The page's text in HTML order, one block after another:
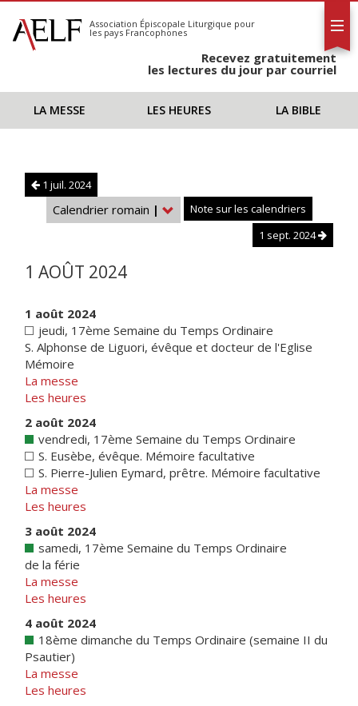
S'abonner
Calendrier
Association Épiscopale Liturgique pour
les pays Francophones
Recevez gratuitement
les lectures du jour par courriel
LA MESSE LES HEURES LA BIBLE
1 juil. 2024
Calendrier romain |
Note sur les calendriers
1 sept. 2024
1 AOÛT 2024
1 août 2024
jeudi, 17ème Semaine du Temps Ordinaire
S. Alphonse de Liguori, évêque et docteur de l'Eglise
Mémoire
La messe
Les heures
2 août 2024
vendredi, 17ème Semaine du Temps Ordinaire
S. Eusèbe, évêque. Mémoire facultative
S. Pierre-Julien Eymard, prêtre. Mémoire facultative
La messe
Les heures
3 août 2024
samedi, 17ème Semaine du Temps Ordinaire
de la férie
La messe
Les heures
4 août 2024
18ème dimanche du Temps Ordinaire (semaine II du
Psautier)
La messe
Les heures